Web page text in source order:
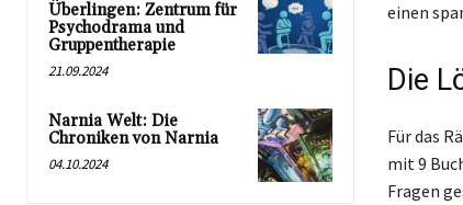
Überlingen: Zentrum für
Psychodrama und
Gruppentherapie
21.09.2024
Narnia Welt: Die
Chroniken von Narnia
04.10.2024
einen
Die
Für das
mit 9
Fragen